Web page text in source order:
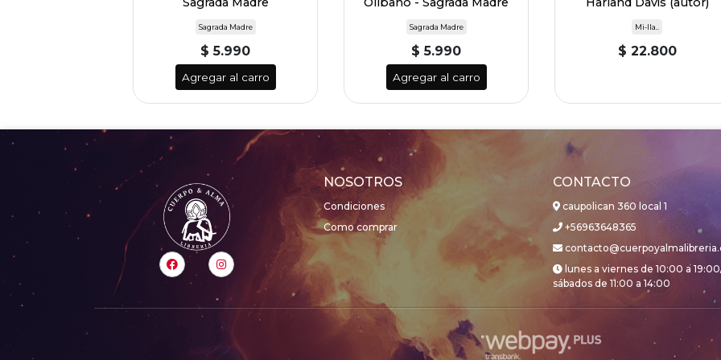
Sagrada Madre
$ 5.990
Agregar al carro
Sagrada Madre
$ 5.990
Agregar al carro
Mi-lla..
$ 22.800
NOSOTROS
Condiciones
Como comprar
CONTACTO
caupolican 360 local 1
+56963648365
lunes a viernes de 10:00 a
sábados de 11:00 a 14:00